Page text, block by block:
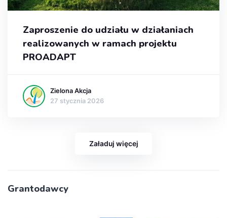
Zaproszenie do udziału w działaniach
realizowanych w ramach projektu
PROADAPT
Zielona Akcja
27 stycznia 2026
Załaduj więcej
Grantodawcy